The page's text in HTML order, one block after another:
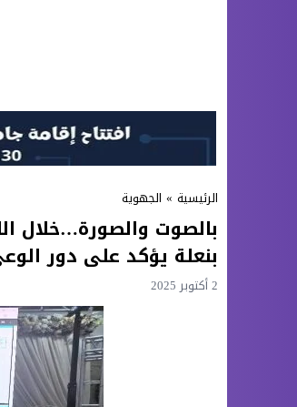
الرئيسية » الجهوية
بالصوت والصورة…خلال
بنعلة يؤكد على دور
2 أكتوبر 2025